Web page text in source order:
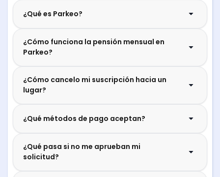
¿Qué es Parkeo?
¿Cómo funciona la pensión mensual en
Parkeo?
¿Cómo cancelo mi suscripción hacia un
lugar?
¿Qué métodos de pago aceptan?
¿Qué pasa si no me aprueban mi
solicitud?